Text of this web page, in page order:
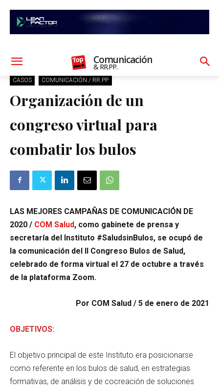
Comunicación
& RR.PP.
CASOS COMUNICACIÓN / RR.PP.
Organización de un
congreso virtual para
combatir los bulos
LAS MEJORES CAMPAÑAS DE COMUNICACIÓN DE
2020 / COM Salud, como gabinete de prensa y
secretaría del Instituto #SaludsinBulos, se ocupó de
la comunicación del II Congreso Bulos de Salud,
celebrado de forma virtual el 27 de octubre a través
de la plataforma Zoom.
Por COM Salud / 5 de enero de 2021
OBJETIVOS:
El objetivo principal de este Instituto era posicionarse
como referente en los bulos de salud, en estrategias
formativas, de análisis y de cocreación de soluciones